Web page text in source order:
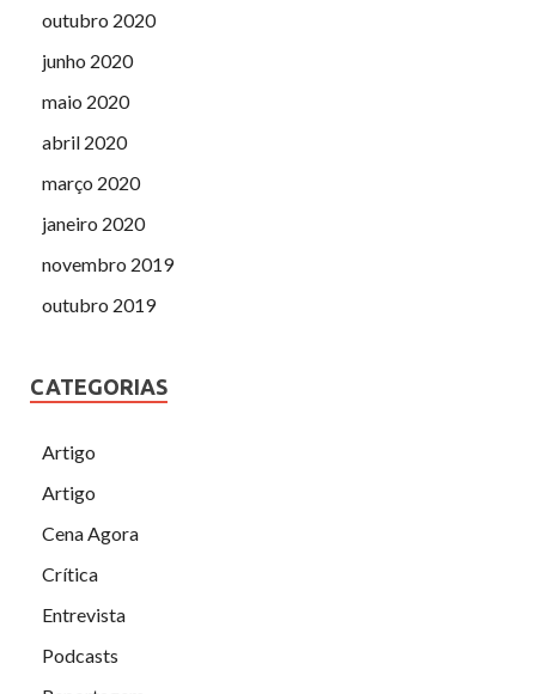
outubro 2020
junho 2020
maio 2020
abril 2020
março 2020
janeiro 2020
novembro 2019
outubro 2019
CATEGORIAS
Artigo
Artigo
Cena Agora
Crítica
Entrevista
Podcasts